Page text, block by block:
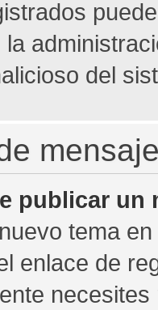
del
publicar un
tema
enlace de